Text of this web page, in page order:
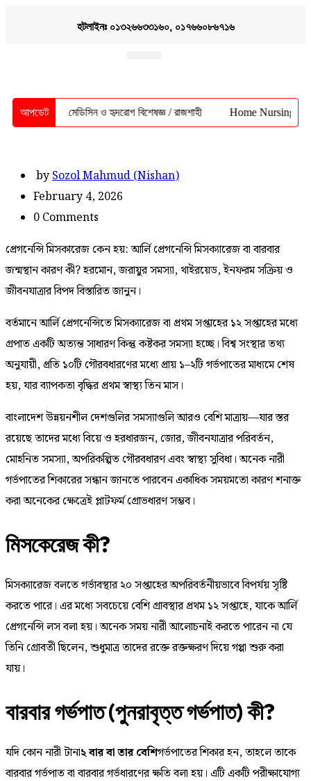
হটলাইনঃ ০১৩২৬৬৩৩১৬০, ০১৭৬৬০৮৬৭১৬
আপডেট
আনোয়ার / মেডিসিন ও হৃদরোগ বিশেষজ্ঞ / রাজশাহী Home Nursing Service
bySozol Mahmud (Nishan)
February 4, 2026
0 Comments
প্রেগনেন্সি মিসকারেজ কেন হয়: আর্লি প্রেগনেন্সি মিসক্যারেজ বা বারবার
জন্মস্থান কারণ কী? হরমোন, জরায়ুর সমস্যা, থাইরয়েড, ইনফরম সক্রিয় ও
জীবনযাত্রার বিপদ বিস্তারিত জানুন।
বর্তমানে আর্লি প্রেগনেন্সিতে মিসক্যারেজ বা প্রথম সপ্তাহের ১২ সপ্তাহের মধ্যে
গ্রপাত একটি অত্যন্ত সাধারণ কিন্তু কষ্টকর সমস্যা হচ্ছে। বিশ্ব সংস্থার তথ্য
অনুযায়ী, প্রতি ১০টি গৌরবধারণের মধ্যে প্রায় ১–২টি গর্ভপাতের মাধ্যমে শেষ
হয়, যার ব্যাপকতা বৃদ্ধির প্রথম স্বাস্থ্য তিন মাস।
বাংলাদেশ উন্নয়নশীল দেশগুলির সমস্যাগুলি আরও বেশি মাত্রায়—যার স্তর
রয়েছে তাদের মধ্যে বিয়ে ও হরধারজন, জোর, জীবনযাত্রার পরিবর্তন,
মোহনিত সমস্যা, অপরিকল্পিত গৌরবধারণ এবং স্বাস্থ্য সুবিধা। অনেক নারী
গর্ভপাতের শিকারের সন্ধান জানতে পারবেন একাধিক সময়মতো কারণ শনাক্ত
করা অনেকের ক্ষেত্রেই প্লাটফর্ম গ্রোভধারণ সম্ভব।
মিসকেরেজ কী?
মিসক্যারেজ বলতে গর্ভাবস্থার ২০ সপ্তাহের অপরিবর্তনীয়ভাবে বিপর্যয় সৃষ্টি
করতে পারে। এর মধ্যে সবচেয়ে বেশি গ্রাবস্থার প্রথম ১২ সপ্তাহে, যাকে আর্লি
প্রেগনেন্সি লস বলা হয়। অনেক সময় নারী আলোচনাই করতে পারেন না যে
তিনি গ্রোবতী ছিলেন, শুধুমাত্র তাদের রক্তে রক্তক্ষরণ দিয়ে গপ্পা শুরু করা
যায়।
বারবার গর্ভপাত (পুনরাবৃত্ত গর্ভপাত) কী?
যদি কোন নারী টানা২ বার বা তার বেশিগর্ভপাতের শিকার হন, তাহলে তাকে
বারবার গর্ভপাত বা বারবার গর্ভধারণের ক্ষতি বলা হয়। এটি একটি পরীক্ষাযোগ্য